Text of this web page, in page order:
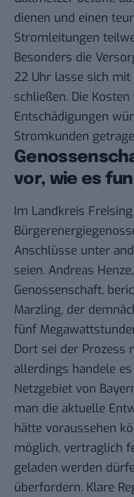
dienen und einen
Stromleitungen
Besonders die
22 Uhr lasse sich
schließen. Die
Entschädigungen
Stromkunden
vor, wie es
Im Landkreis
Anschlüsse unter
seien. Andreas
Genossenschaft,
Marzling, der
fünf
Dort sei der Prozess
allerdings handele
Netzgebiet von
man die aktuelle
hätte voraussehen
möglich, vertraglich
geladen werden
überfordern. Klare